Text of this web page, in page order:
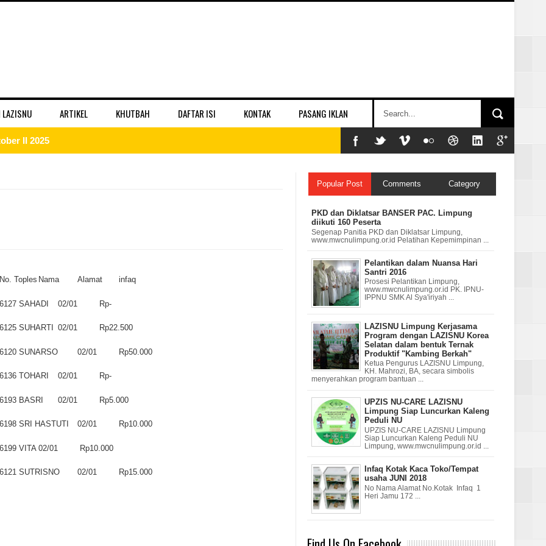
LAZISNU ARTIKEL KHUTBAH DAFTAR ISI KONTAK PASANG IKLAN
II 2025
2025
II 2025
II 2025
II 2025
II 2025
2025
II 2025
2025
II 2025
II 2025
II 2025
No. Toples Nama Alamat infaq
6127 SAHADI 02/01 Rp-
6125 SUHARTI 02/01 Rp22.500
6120 SUNARSO 02/01 Rp50.000
6136 TOHARI 02/01 Rp-
6193 BASRI 02/01 Rp5.000
6198 SRI HASTUTI 02/01 Rp10.000
6199 VITA 02/01 Rp10.000
6121 SUTRISNO 02/01 Rp15.000
Popular Post Comments Category
PKD dan Diklatsar BANSER PAC. Limpung
diikuti 160 Peserta
Segenap Panitia PKD dan Diklatsar Limpung,
www.mwcnulimpung.or.id Pelatihan Kepemimpinan ...
Pelantikan dalam Nuansa Hari
Santri 2016
Prosesi Pelantikan Limpung,
www.mwcnulimpung.or.id PK. IPNU-
IPPNU SMK Al Sya'iriyah ...
LAZISNU Limpung Kerjasama
Program dengan LAZISNU Korea
Selatan dalam bentuk Ternak
Produktif "Kambing Berkah"
Ketua Pengurus LAZISNU Limpung,
KH. Mahrozi, BA, secara simbolis
menyerahkan program bantuan ...
UPZIS NU-CARE LAZISNU
Limpung Siap Luncurkan Kaleng
Peduli NU
UPZIS NU-CARE LAZISNU Limpung
Siap Luncurkan Kaleng Peduli NU
Limpung, www.mwcnulimpung.or.id ...
Infaq Kotak Kaca Toko/Tempat
usaha JUNI 2018
No Nama Alamat No.Kotak Infaq 1
Heri Jamu 172 ...